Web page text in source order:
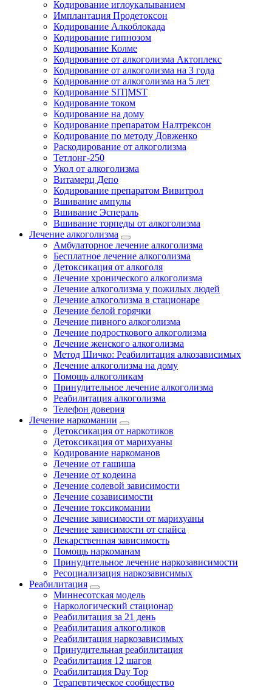
Кодирование иглоукалыванием
Имплантация Продетоксон
Кодирование Алкоблокада
Кодирование гипнозом
Кодирование Колме
Кодирование от алкоголизма Актоплекс
Кодирование от алкоголизма на 3 года
Кодирование от алкоголизма на 5 лет
Кодирование SIT|MST
Кодирование током
Кодирование на дому
Кодирование препаратом Налтрексон
Кодирование по методу Довженко
Раскодирование от алкоголизма
Тетлонг-250
Укол от алкоголизма
Витамерц Депо
Кодирование препаратом Вивитрол
Вшивание ампулы
Вшивание Эспераль
Вшивание торпеды от алкоголизма
Лечение алкоголизма
Амбулаторное лечение алкоголизма
Бесплатное лечение алкоголизма
Детоксикация от алкоголя
Лечение хронического алкоголизма
Лечение алкоголизма у пожилых людей
Лечение алкоголизма в стационаре
Лечение белой горячки
Лечение пивного алкоголизма
Лечение подросткового алкоголизма
Лечение женского алкоголизма
Метод Шичко: Реабилитация алкозависимых
Лечение алкоголизма на дому
Помощь алкоголикам
Принудительное лечение алкоголизма
Реабилитация алкоголизма
Телефон доверия
Лечение наркомании
Детоксикация от наркотиков
Детоксикация от марихуаны
Кодирование наркоманов
Лечение от гашиша
Лечение от кодеина
Лечение солевой зависимости
Лечение созависимости
Лечение токсикомании
Лечение зависимости от марихуаны
Лечение зависимости от спайса
Лекарственная зависимость
Помощь наркоманам
Принудительное лечение наркозависимости
Ресоциализация наркозависимых
Реабилитация
Миннесотская модель
Наркологический стационар
Реабилитация за 21 день
Реабилитация алкоголиков
Реабилитация наркозависимых
Принудительная реабилитация
Реабилитация 12 шагов
Реабилитация Day Top
Терапевтическое сообщество